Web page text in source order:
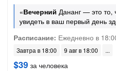
«Вечерний Дананг — это то,
увидеть в ваш первый день
Расписание: Ежедневно в
Завтра в 18:00 9 авг в 18:00
$39 за человека